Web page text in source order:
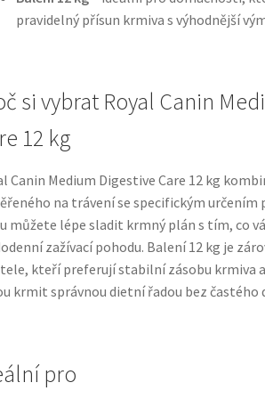
pravidelný přísun krmiva s výhodnější
si vybrat Royal Canin
12 kg
Canin Medium Digestive Care 12 kg
na trávení se specifickým určením
můžete lépe sladit krmný plán s tím, co
zažívací pohodu. Balení 12 kg je
kteří preferují stabilní zásobu krmiva
krmit správnou dietní řadou bez častého
pro